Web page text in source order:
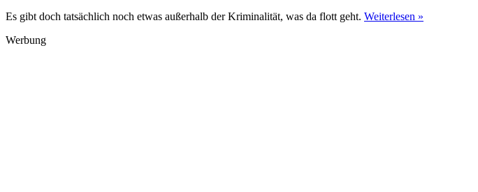
Es gibt doch tatsächlich noch etwas außerhalb der Kriminalität, was da flott geht. Weiterlesen »
Werbung